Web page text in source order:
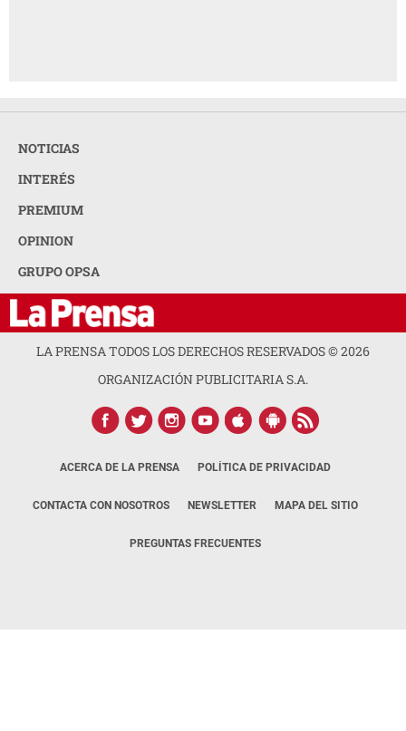
NOTICIAS
INTERÉS
PREMIUM
OPINION
GRUPO OPSA
LA PRENSA TODOS LOS DERECHOS RESERVADOS ©2026
ORGANIZACIÓN PUBLICITARIA S.A.
ACERCA DE LA PRENSA POLÍTICA DE PRIVACIDAD
CONTACTA CON NOSOTROS NEWSLETTER MAPA DEL SITIO
PREGUNTAS FRECUENTES